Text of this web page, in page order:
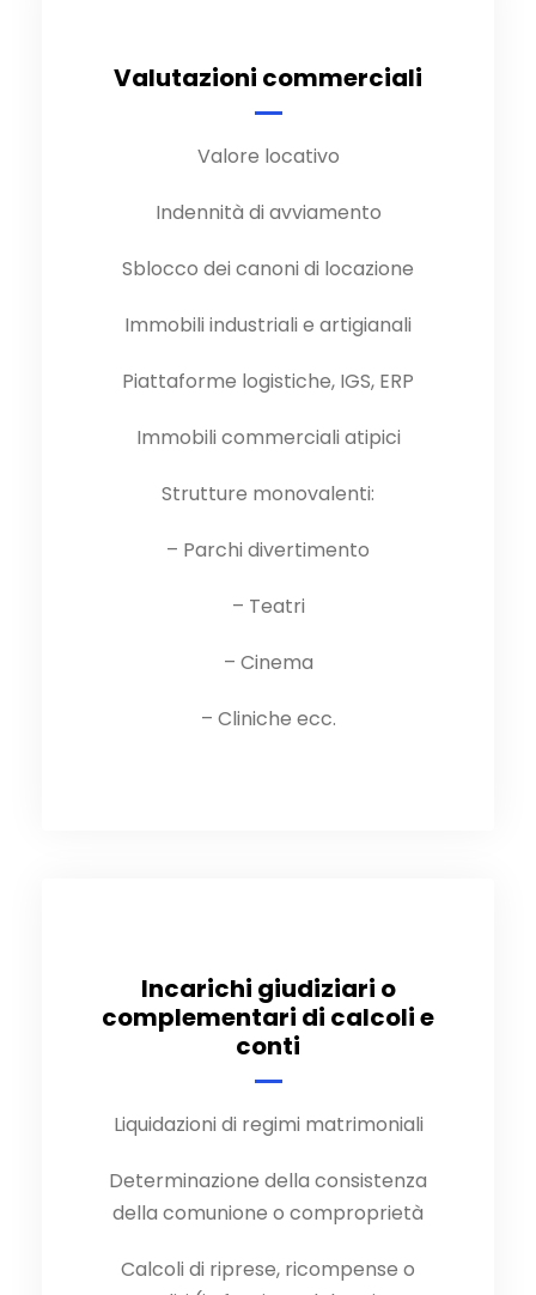
Valutazioni commerciali
Valore locativo
Indennità di avviamento
Sblocco dei canoni di locazione
Immobili industriali e artigianali
Piattaforme logistiche, IGS, ERP
Immobili commerciali atipici
Strutture monovalenti:
– Parchi divertimento
– Teatri
– Cinema
– Cliniche ecc.
Incarichi giudiziari o
complementari di calcoli e
conti
Liquidazioni di regimi matrimoniali
Determinazione della consistenza
della comunione o comproprietà
Calcoli di riprese, ricompense o